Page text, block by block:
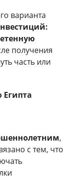
варианта
получения
часть или
Египта
,
с тем, что